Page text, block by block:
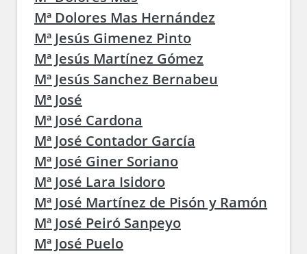
Mª Dolores Mas Hernández
Mª Jesús Gimenez Pinto
Mª Jesús Martínez Gómez
Mª Jesús Sanchez Bernabeu
Mª José
Mª José Cardona
Mª José Contador García
Mª José Giner Soriano
Mª José Lara Isidoro
Mª José Martínez de Pisón y Ramón
Mª José Peiró Sanpeyo
Mª José Puelo